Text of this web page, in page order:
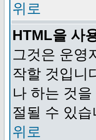
위로
HTML을 사
그것은 운영
작할 것입니
나 하는 것
절될 수 있습
위로